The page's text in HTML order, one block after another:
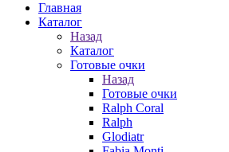
Главная
Каталог
Назад
Каталог
Готовые очки
Назад
Готовые очки
Ralph Coral
Ralph
Glodiatr